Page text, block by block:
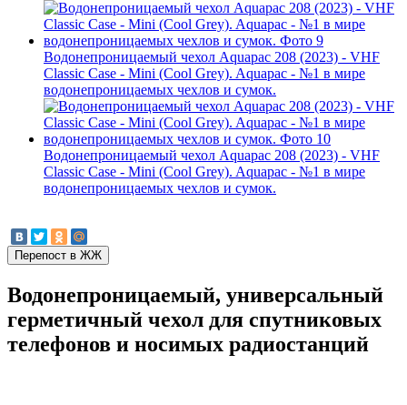
Водонепроницаемый чехол Aquapac 208 (2023) - VHF
Classic Case - Mini (Cool Grey). Aquapac - №1 в мире
водонепроницаемых чехлов и сумок.
Водонепроницаемый чехол Aquapac 208 (2023) - VHF
Classic Case - Mini (Cool Grey). Aquapac - №1 в мире
водонепроницаемых чехлов и сумок.
Водонепроницаемый, универсальный
герметичный чехол для спутниковых
телефонов и носимых радиостанций